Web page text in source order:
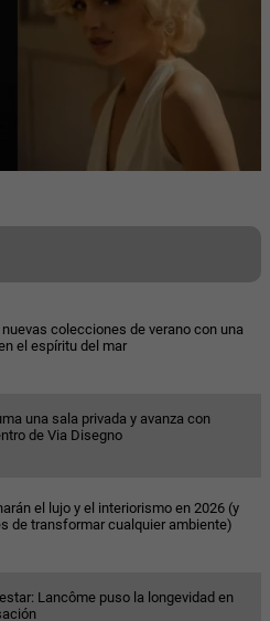
colecciones de verano con una
el espíritu del mar
una sala privada y avanza con
de Via Disegno
el lujo y el interiorismo en 2026 (y
de transformar cualquier ambiente)
Lancôme puso la longevidad en